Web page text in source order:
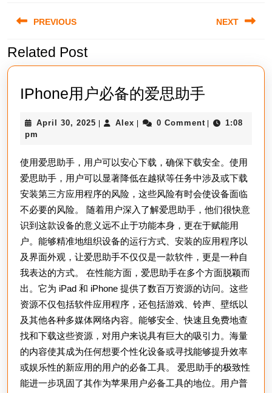
navigation
PREVIOUS
Previous
post:
NEXT
post:
Related Post
IPhone用户必备的爱思助手
户
备
的
爱
思
助
手
April 30, 2025 AprilAlex Alex 0 Comment
1:08
pm
使用爱思助手，用户可以安心下载，确保下载安全。使用
爱思助手，用户可以显著降低在越狱等任务中涉及或下载
安装第三方应用程序的风险，这些风险有时会使设备面临
不必要的风险。 随着用户深入了解爱思助手，他们很快意
识到这款设备的意义远不止于功能本身，更在于赋能用
户。能够精准地组织设备的运行方式、安装的应用程序以
及界面外观，让爱思助手不仅仅是一款软件，更是一种自
我表达的方式。 在性能方面，爱思助手在多个方面脱颖而
出。它为 iPad 和 iPhone 提供了数百万资源的访问。这些
资源不仅包括软件应用程序，还包括游戏、铃声、壁纸以
及其他各种多媒体网络内容。能够安全、快速且免费地查
找和下载这些资源，对用户来说具有巨大的吸引力。海量
的内容使其成为任何想要个性化设备或寻找能够提升效率
或娱乐性的新应用的用户的必备工具。 爱思助手的极致性
能进一步巩固了其作为苹果用户必备工具的地位。用户普